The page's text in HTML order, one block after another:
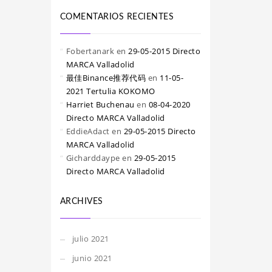
COMENTARIOS RECIENTES
Fobertanark en 29-05-2015 Directo
MARCA Valladolid
最佳Binance推荐代码 en 11-05-
2021 Tertulia KOKOMO
Harriet Buchenau en 08-04-2020
Directo MARCA Valladolid
EddieAdact en 29-05-2015 Directo
MARCA Valladolid
Gicharddaype en 29-05-2015
Directo MARCA Valladolid
ARCHIVES
julio 2021
junio 2021